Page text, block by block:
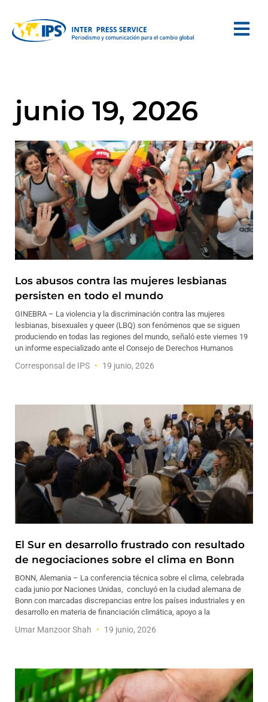
junio 19, 2026
Los abusos contra las mujeres lesbianas
persisten en todo el mundo
GINEBRA – La violencia y la discriminación contra las mujeres
lesbianas, bisexuales y queer (LBQ) son fenómenos que se siguen
produciendo en todas las regiones del mundo, señaló este viernes 19
un informe especializado ante el Consejo de Derechos Humanos
Corresponsal de IPS 19 junio, 2026
El Sur en desarrollo frustrado con resultado
de negociaciones sobre el clima en Bonn
BONN, Alemania – La conferencia técnica sobre el clima, celebrada
cada junio por Naciones Unidas, concluyó en la ciudad alemana de
Bonn con marcadas discrepancias entre los países industriales y en
desarrollo en materia de financiación climática, apoyo a la
Umar Manzoor Shah 19 junio, 2026